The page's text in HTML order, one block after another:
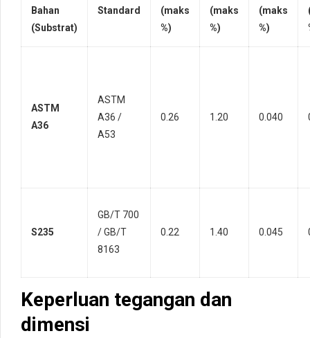
Bahan
(Substrat)
Standard
(maks
%)
(maks
%)
(maks
%)
ASTM
A36
ASTM
A36 /
A53
0.26 1.20 0.040
S235
GB/T 700
/ GB/T
8163
0.22 1.40 0.045
Keperluan tegangan dan
dimensi